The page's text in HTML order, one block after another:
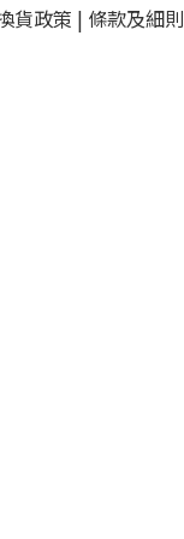
貨政策 | 條款及細則